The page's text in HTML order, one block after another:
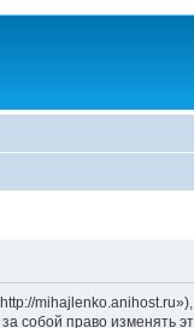
mihajlenko.anihost.ru»),
собой право изменять